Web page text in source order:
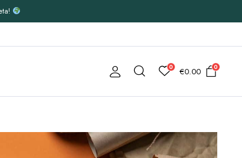
0 €0.00 0